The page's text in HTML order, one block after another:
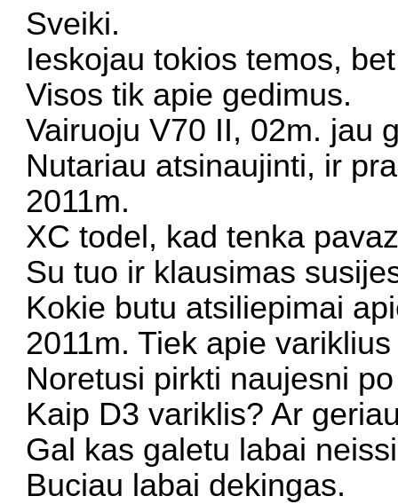
Sveiki.
Ieskojau tokios temos,
Visos tik apie gedimus.
Vairuoju V70 II, 02m. jau
Nutariau atsinaujinti, ir
2011m.
XC todel, kad tenka
Su tuo ir klausimas
Kokie butu atsiliepimai
2011m. Tiek apie
Noretusi pirkti naujesni
Kaip D3 variklis? Ar
Gal kas galetu labai
Buciau labai dekingas.